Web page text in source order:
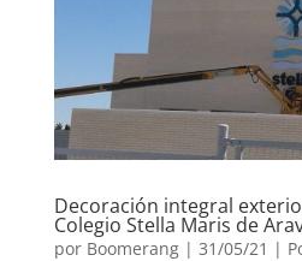
Decoración integral
Colegio Stella Maris de
por Boomerang| 31/05/21 |